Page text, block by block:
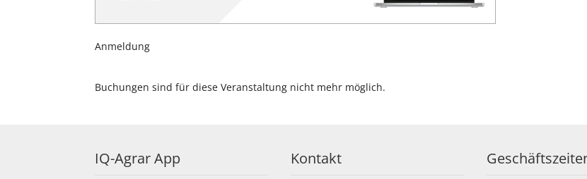
Anmeldung
Buchungen sind für diese Veranstaltung nicht mehr möglich.
IQ-Agrar App Kontakt